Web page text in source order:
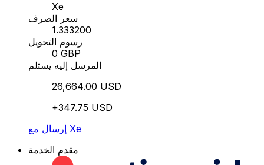
Xe
سعر الصرف
1.333200
رسوم التحويل
0 GBP
المرسل إليه يستلم
26,664.00 USD
+347.75 USD
إرسال مع Xe
مقدم الخدمة